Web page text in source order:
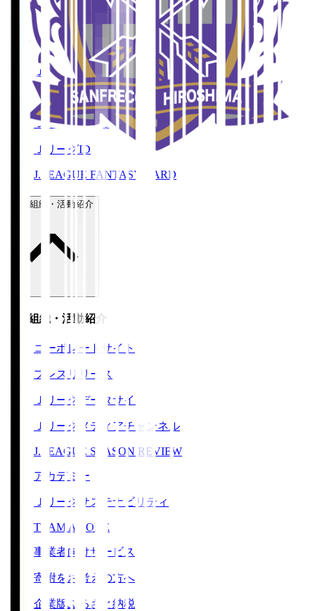
Ｊリーグ公式サービス
Ｊリーグチケット
Ｊリーグ公式アプリ
Ｊリーグオンラインストア
ＪリーグID
J.LEAGUE FANTASY CARD
運営組織・活動紹介
運営組織・活動紹介
コーポレートサイト
プレスリリース
Ｊリーグデータサイト
Ｊリーグメディアチャンネル
J.LEAGUE SEASON REVIEW
アカデミー
Ｊリーグサステナビリティ
TEAM AS ONE
事業者向けサービス
寄附をお考えの方へ
企業版ふるさと納税